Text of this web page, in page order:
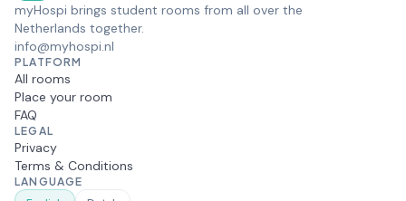
myHospi brings student rooms from all over the
Netherlands together.
info@myhospi.nl
PLATFORM
All rooms
Place your room
FAQ
LEGAL
Privacy
Terms & Conditions
LANGUAGE